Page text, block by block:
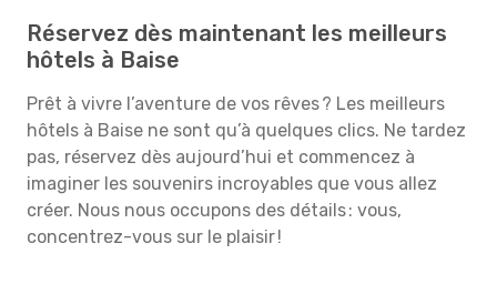
Réservez dès maintenant les meilleurs
hôtels à Baise
Prêt à vivre l’aventure de vos rêves ? Les meilleurs
hôtels à Baise ne sont qu’à quelques clics. Ne tardez
pas, réservez dès aujourd’hui et commencez à
imaginer les souvenirs incroyables que vous allez
créer. Nous nous occupons des détails : vous,
concentrez-vous sur le plaisir !